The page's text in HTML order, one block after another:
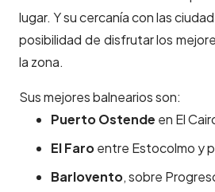
lugar. Y su cercanía con las
posibilidad de disfrutar los
la zona.
Sus mejores balnearios son:
Puerto Ostende en El
El Faroentre Estocolmo y
Barlovento, sobre